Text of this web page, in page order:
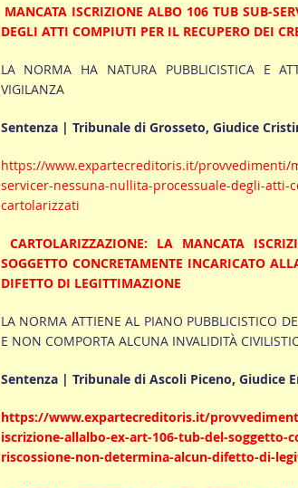
MANCATA ISCRIZIONE ALBO 106 TUB SUB-
DEGLI ATTI COMPIUTI PER IL RECUPERO DEI
LA NORMA HA NATURA PUBBLICISTICA E
VIGILANZA
Sentenza | Tribunale di Grosseto, Giudice
https://www.expartecreditoris.it/provvedimenti/
servicer-nessuna-nullita-processuale-degli-
cartolarizzati
CARTOLARIZZAZIONE: LA MANCATA
SOGGETTO CONCRETAMENTE INCARICATO
DIFETTO DI LEGITTIMAZIONE
LA NORMA ATTIENE AL PIANO PUBBLICISTICO
E NON COMPORTA ALCUNA INVALIDITÀ
Sentenza | Tribunale di Ascoli Piceno, Giudice
https://www.expartecreditoris.it/
iscrizione-allalbo-ex-art-106-tub-del-soggetto-
riscossione-non-determina-alcun-difetto-di-